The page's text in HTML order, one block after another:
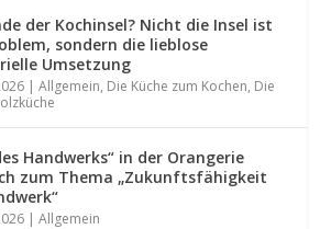
der Kochinsel? Nicht die Insel ist
sondern die lieblose
Umsetzung
|Allgemein, Die Küche zum Kochen, Die
Handwerks“ in der Orangerie
zum Thema „Zukunftsfähigkeit
|Allgemein